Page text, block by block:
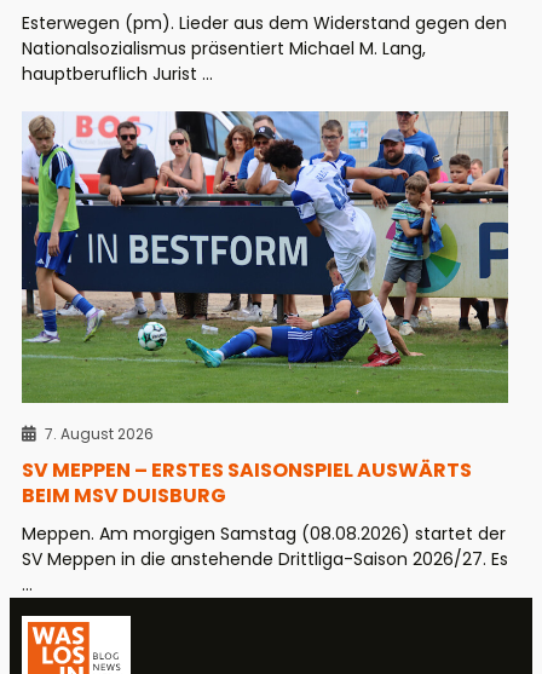
Esterwegen (pm). Lieder aus dem Widerstand gegen den
Nationalsozialismus präsentiert Michael M. Lang,
hauptberuflich Jurist ...
7. August 2026
SV MEPPEN – ERSTES SAISONSPIEL AUSWÄRTS
BEIM MSV DUISBURG
Meppen. Am morgigen Samstag (08.08.2026) startet der
SV Meppen in die anstehende Drittliga-Saison 2026/27. Es
...